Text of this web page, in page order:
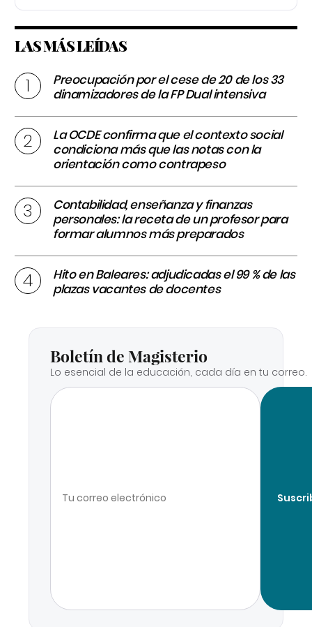
LAS MÁS LEÍDAS
Preocupación por el cese de 20 de los 33
dinamizadores de la FP Dual intensiva
La OCDE confirma que el contexto social
condiciona más que las notas con la
orientación como contrapeso
Contabilidad, enseñanza y finanzas
personales: la receta de un profesor para
formar alumnos más preparados
Hito en Baleares: adjudicadas el 99 % de las
plazas vacantes de docentes
Boletín de Magisterio
Lo esencial de la educación, cada día en tu correo.